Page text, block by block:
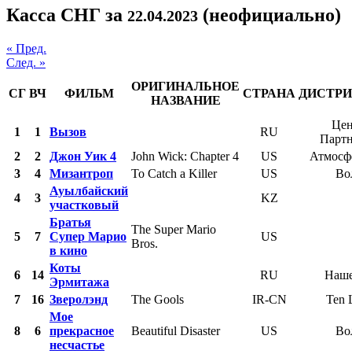
Касса СНГ за 22.04.2023 (неофициально)
« Пред.
След. »
СГ ВЧ ФИЛЬМ
ОРИГИНАЛЬНОЕ
НАЗВАНИЕ
СТРАНА
1 1 Вызов RU
2
2 Джон Уик 4 John Wick: Chapter 4 US
3
4 Мизантроп To Catch a Killer US
4
3
Ауылбайский
участковый
KZ
5 7
Братья
Супер Марио
в кино
The Super Mario
Bros.
US
6 14
Коты
Эрмитажа
RU
7
16 Зверолэнд The Gools IR-CN Ten
8 6
Мое
прекрасное
несчастье
Beautiful Disaster US